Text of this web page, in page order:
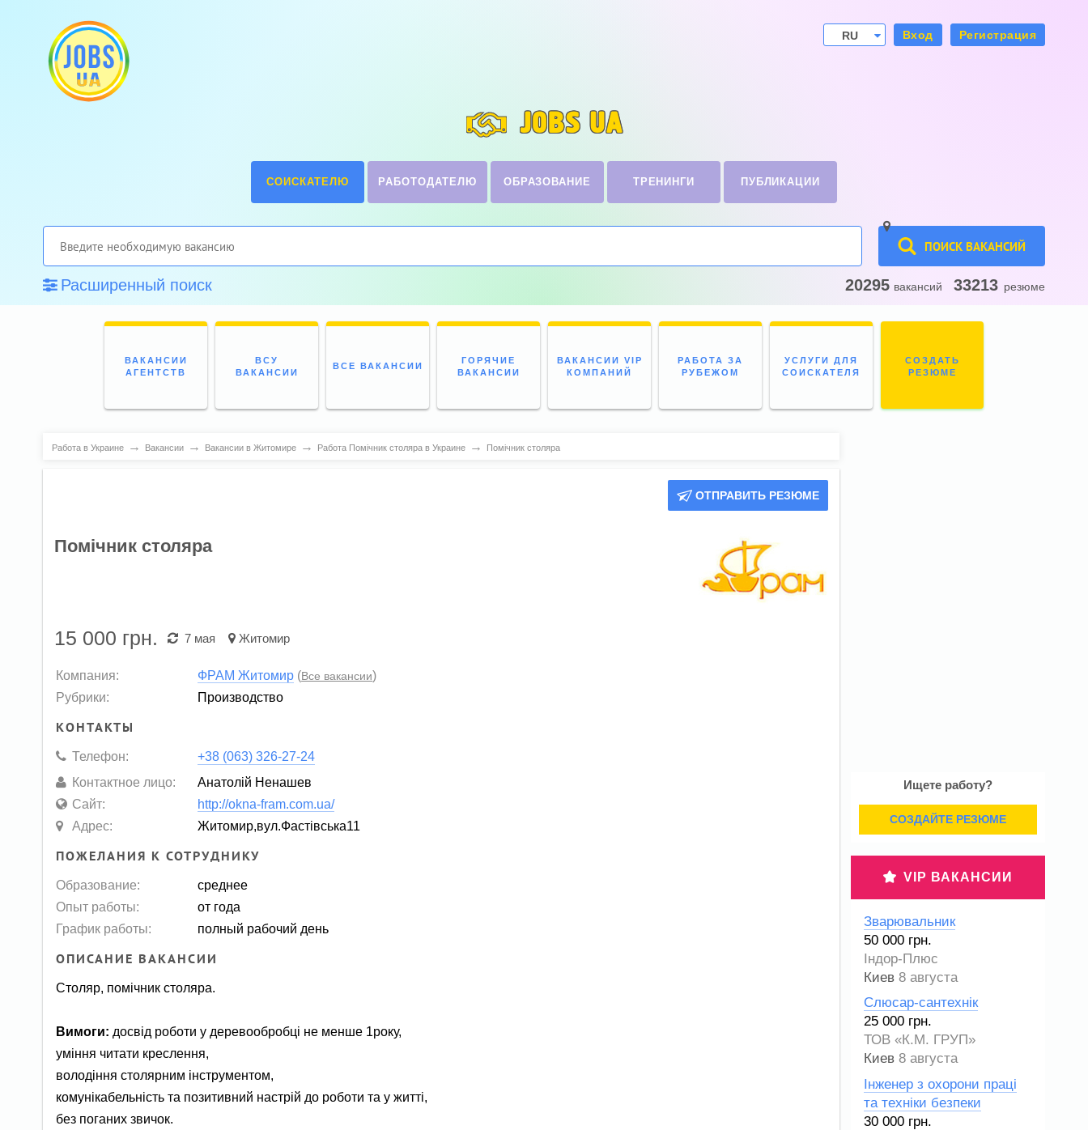
RU
Вход Регистрация
JOBS UA
СОИСКАТЕЛЮ РАБОТОДАТЕЛЮ ОБРАЗОВАНИЕ ТРЕНИНГИ ПУБЛИКАЦИИ
ПОИСК ВАКАНСИЙ
Расширенный поиск 20295 вакансий 33213 резюме
ВАКАНСИИ
АГЕНТСТВ
ВСУ
ВАКАНСИИ
ВСЕ ВАКАНСИИ
ГОРЯЧИЕ
ВАКАНСИИ
ВАКАНСИИ VIP
КОМПАНИЙ
РАБОТА ЗА
РУБЕЖОМ
УСЛУГИ ДЛЯ
СОИСКАТЕЛЯ
СОЗДАТЬ
РЕЗЮМЕ
Работа в Украине → Вакансии → Вакансии в Житомире → Работа Помічник столяра в Украине → Помічник столяра
ОТПРАВИТЬ РЕЗЮМЕ
Помічник столяра
15 000 грн. 7 мая Житомир
Компания: ФРАМ Житомир (Все вакансии)
Рубрики:
Производство
КОНТАКТЫ
Телефон:
+38 (063) 326-27-24
Контактное лицо:
Анатолій Ненашев
Сайт:
http://okna-fram.com.ua/
Адрес:
Житомир,вул.Фастівська11
ПОЖЕЛАНИЯ К СОТРУДНИКУ
Образование:
среднее
Опыт работы:
от года
График работы:
полный рабочий день
ОПИСАНИЕ ВАКАНСИИ
Столяр, помічник столяра.
Вимоги: досвід роботи у деревообробці не менше 1року,
уміння читати креслення,
володіння столярним інструментом,
комунікабельність та позитивний настрій до роботи та у житті,
без поганих звичок.
Ищете работу?
СОЗДАЙТЕ РЕЗЮМЕ
VIP ВАКАНСИИ
Зварювальник
50 000 грн.
Індор-Плюс
Киев 8 августа
Слюсар-сантехнік
25 000 грн.
ТОВ «К.М. ГРУП»
Киев 8 августа
Інженер з охорони праці
та техніки безпеки
30 000 грн.